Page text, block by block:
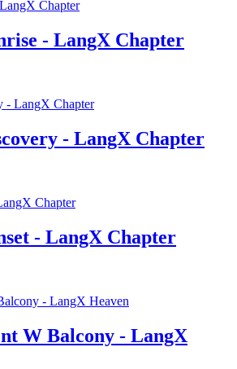
- LangX Chapter
- LangX Chapter
- LangX Chapter
W Balcony - LangX